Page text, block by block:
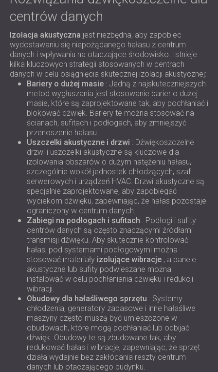
centrów danych
Izolacja akustyczna jest niezbędna, aby zapobiec
wydostawaniu się niepożądanego hałasu z centrum
danych i wpływaniu na otaczające środowisko. Istnieje
kilka kluczowych strategii stosowanych w centrach
danych w celu osiągnięcia skutecznej izolacji akustycznej:
Bariery o dużej masie : Jedną z najskuteczniejszych
metod wygłuszania jest stosowanie barier o dużej
masie, które są zaprojektowane tak, aby pochłaniać i
blokować dźwięk. Bariery te można stosować na
ścianach, sufitach i podłogach, aby zmniejszyć
przenoszenie hałasu.
Uszczelki akustyczne i drzwi : Dźwiękoszczelne
drzwi i uszczelki akustyczne są kluczowe dla
izolowania obszarów o dużym natężeniu hałasu,
szczególnie wokół jednostek chłodzących, szaf
serwerowych i urządzeń HVAC. Drzwi akustyczne są
specjalnie zaprojektowane, aby zapobiegać
wyciekom dźwięku, zapewniając, że hałas pozostaje
ograniczony w centrum danych.
Zabiegi na podłogach i sufitach : Podłogi i sufity
centrów danych są często znaczącymi źródłami
transmisji dźwięku. Aby skutecznie kontrolować
hałas, pod systemami podłogowymi można
stosować materiały izolujące wibracje , a panele
akustyczne lub sufity podwieszane można
instalować w celu pochłaniania dźwięku i redukcji
wibracji.
Obudowy dla hałaśliwego sprzętu : Systemy
chłodzenia, generatory zapasowe i inne hałaśliwe
maszyny często muszą być umieszczone w
obudowach, które mogą pochłaniać lub odbijać
dźwięk. Obudowy te są zbudowane tak, aby
redukować hałas i wibracje, zapewniając, że sprzęt
działa wydajnie bez zakłócania reszty centrum
danych lub otaczającego budynku.